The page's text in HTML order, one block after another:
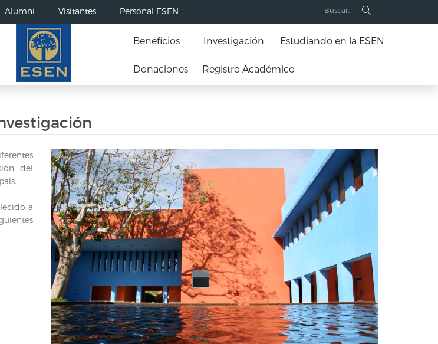
Alumni Visitantes Personal ESEN
Beneficios Investigación Estudiando en la ESEN
Donaciones Registro Académico
del
a